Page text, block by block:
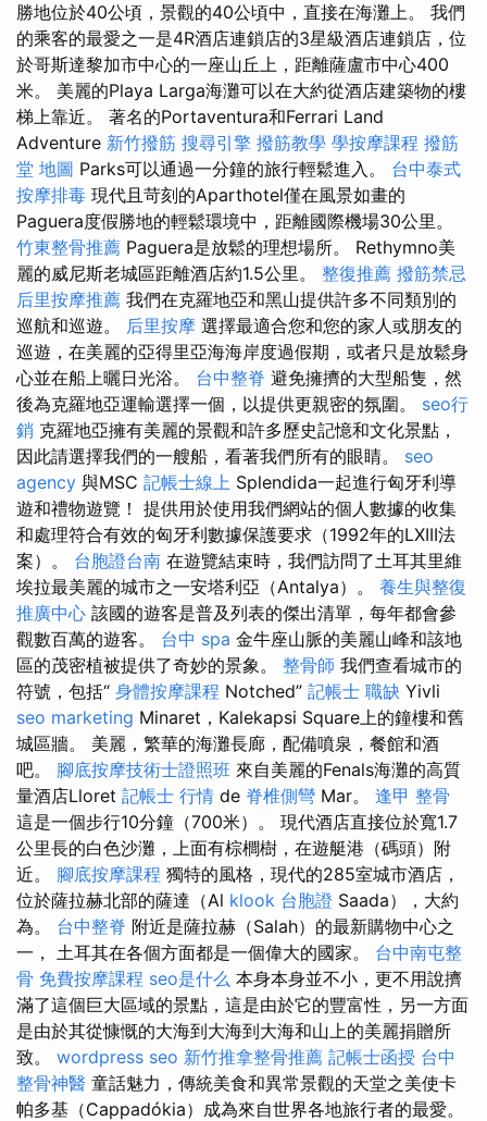
勝地位於40公頃，景觀的40公頃中，直接在海灘上。 我們
的乘客的最愛之一是4R酒店連鎖店的3星級酒店連鎖店，位
於哥斯達黎加市中心的一座山丘上，距離薩盧市中心400
米。 美麗的Playa Larga海灘可以在大約從酒店建築物的樓
梯上靠近。 著名的Portaventura和Ferrari Land
Adventure 新竹撥筋 搜尋引擎 撥筋教學 學按摩課程 撥筋
堂 地圖 Parks可以通過一分鐘的旅行輕鬆進入。 台中泰式
按摩排毒 現代且苛刻的Aparthotel僅在風景如畫的
Paguera度假勝地的輕鬆環境中，距離國際機場30公里。
竹東整骨推薦 Paguera是放鬆的理想場所。 Rethymno美
麗的威尼斯老城區距離酒店約1.5公里。 整復推薦 撥筋禁忌
后里按摩推薦 我們在克羅地亞和黑山提供許多不同類別的
巡航和巡遊。 后里按摩 選擇最適合您和您的家人或朋友的
巡遊，在美麗的亞得里亞海海岸度過假期，或者只是放鬆身
心並在船上曬日光浴。 台中整脊 避免擁擠的大型船隻，然
後為克羅地亞運輸選擇一個，以提供更親密的氛圍。 seo行
銷 克羅地亞擁有美麗的景觀和許多歷史記憶和文化景點，
因此請選擇我們的一艘船，看著我們所有的眼睛。 seo
agency 與MSC 記帳士線上 Splendida一起進行匈牙利導
遊和禮物遊覽！ 提供用於使用我們網站的個人數據的收集
和處理符合有效的匈牙利數據保護要求（1992年的LXIII法
案）。 台胞證台南 在遊覽結束時，我們訪問了土耳其里維
埃拉最美麗的城市之一安塔利亞（Antalya）。 養生與整復
推廣中心 該國的遊客是普及列表的傑出清單，每年都會參
觀數百萬的遊客。 台中 spa 金牛座山脈的美麗山峰和該地
區的茂密植被提供了奇妙的景象。 整骨師 我們查看城市的
符號，包括“ 身體按摩課程 Notched” 記帳士 職缺 Yivli
seo marketing Minaret，Kalekapsi Square上的鐘樓和舊
城區牆。 美麗，繁華的海灘長廊，配備噴泉，餐館和酒
吧。 腳底按摩技術士證照班 來自美麗的Fenals海灘的高質
量酒店Lloret 記帳士 行情 de 脊椎側彎 Mar。 逢甲 整骨
這是一個步行10分鐘（700米）。 現代酒店直接位於寬1.7
公里長的白色沙灘，上面有棕櫚樹，在遊艇港（碼頭）附
近。 腳底按摩課程 獨特的風格，現代的285室城市酒店，
位於薩拉赫北部的薩達（Al klook 台胞證 Saada），大約
為。 台中整脊 附近是薩拉赫（Salah）的最新購物中心之
一， 土耳其在各個方面都是一個偉大的國家。 台中南屯整
骨 免費按摩課程 seo是什么 本身本身並不小，更不用說擠
滿了這個巨大區域的景點，這是由於它的豐富性，另一方面
是由於其從慷慨的大海到大海到大海和山上的美麗捐贈所
致。 wordpress seo 新竹推拿整骨推薦 記帳士函授 台中
整骨神醫 童話魅力，傳統美食和異常景觀的天堂之美使卡
帕多基（Cappadókia）成為來自世界各地旅行者的最愛。